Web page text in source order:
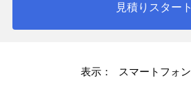
見積りスタート
表示： スマートフォン